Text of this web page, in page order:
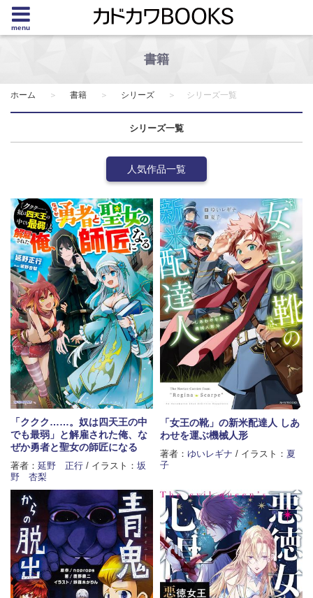
menu
書籍
ホーム 書籍 シリーズ シリーズ一覧
シリーズ一覧
人気作品一覧
「ククク……。奴は四天王の中
でも最弱」と解雇された俺、な
ぜか勇者と聖女の師匠になる
著者： 延野 正行 / イラスト： 坂
野 杏梨
「女王の靴」の新米配達人 しあ
わせを運ぶ機械人形
著者： ゆいレギナ / イラスト： 夏
子